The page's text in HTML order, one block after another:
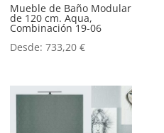
Mueble de Baño Modular
de 120 cm. Aqua,
Combinación 19-06
Desde:733,20€